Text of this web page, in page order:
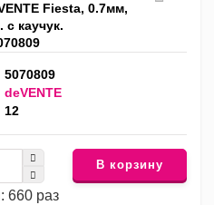
Fiesta, 0.7мм,
с каучук.
5070809
deVENTE
12
660 раз
В корзину